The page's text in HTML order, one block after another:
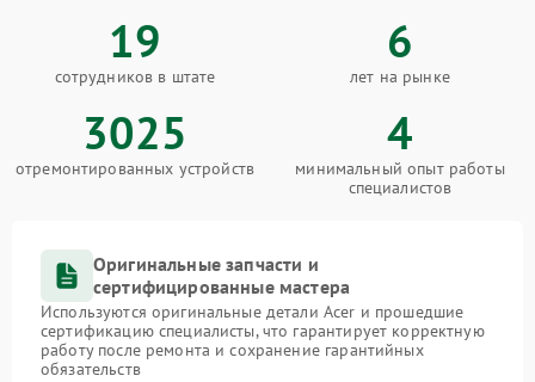
19
сотрудников в штате
6
лет на рынке
3025
отремонтированных устройств
4
минимальный опыт работы
специалистов
Оригинальные запчасти и
сертифицированные мастера
Используются оригинальные детали Acer и прошедшие
сертификацию специалисты, что гарантирует корректную
работу после ремонта и сохранение гарантийных
обязательств